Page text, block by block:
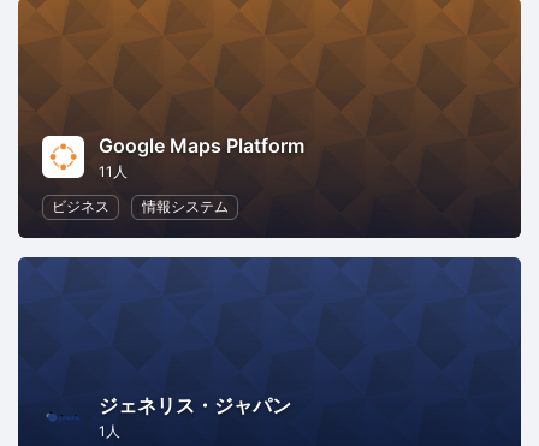
Google Maps Platform
11人
ビジネス
情報システム
ジェネリス・ジャパン
1人